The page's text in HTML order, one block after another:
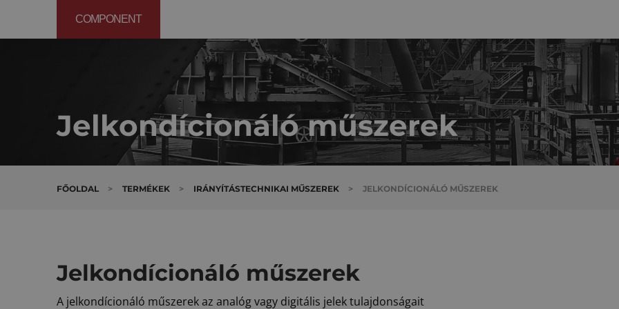
COMPONENT
Jelkondícionáló műszerek
FŐOLDAL > TERMÉKEK > IRÁNYÍTÁSTECHNIKAI MŰSZEREK > JELKONDÍCIONÁLÓ MŰSZEREK
Jelkondícionáló műszerek
A jelkondícionáló műszerek az analóg vagy digitális jelek tulajdonságait